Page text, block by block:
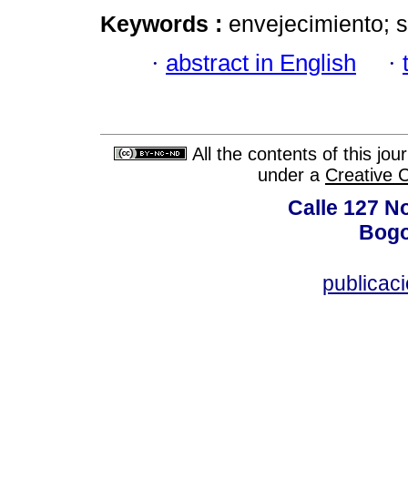
Keywords : envejecimiento;
· abstract in English ·
All the contents of this
under a Creative
Calle 127